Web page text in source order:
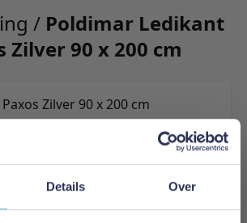
Details Over
/ Poldimar Ledikant
Zilver 90 x 200 cm
Zilver 90 x 200 cm